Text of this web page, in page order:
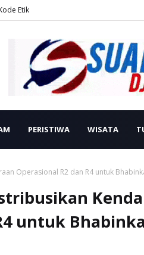
Etik
PERISTIWA WISATA
Operasional R2 dan R4 untuk
untuk